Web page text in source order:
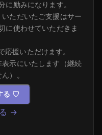
に励みになります。
ただいたご支援はサー
に使わせていただきま
応援いただけます。
示にいたします（継続
）。
る ♡
→